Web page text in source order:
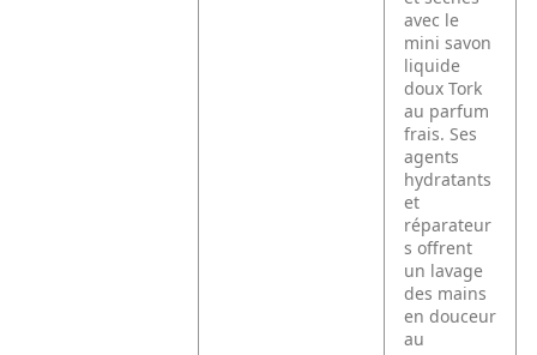
avec le
mini savon
liquide
doux Tork
au parfum
frais. Ses
agents
hydratants
et
réparateur
s offrent
un lavage
des mains
en douceur
au